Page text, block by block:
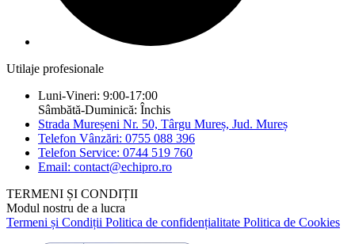
Utilaje profesionale
Luni-Vineri: 9:00-17:00
Sâmbătă-Duminică: Închis
Strada Mureșeni Nr. 50, Târgu Mureș, Jud. Mureș
Telefon Vânzări: 0755 088 396
Telefon Service: 0744 519 760
Email: contact@echipro.ro
TERMENI ȘI CONDIȚII
Modul nostru de a lucra
Termeni și Condiții Politica de confidențialitate Politica de Cookies